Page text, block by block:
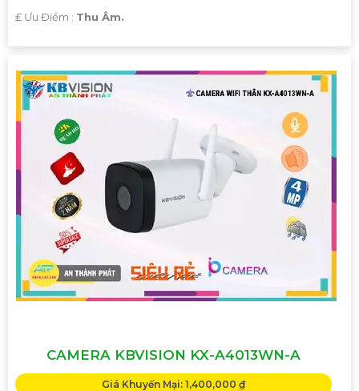
️₤ Ưu Điểm : Thu Âm.
CAMERA KBVISION KX-A4013WN-A
Giá Khuyến Mại: 1,400,000 ₫